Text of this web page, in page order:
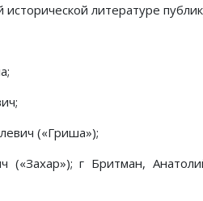
исторической литературе
(«Гриша»);
(«Захар»); г Бритман,